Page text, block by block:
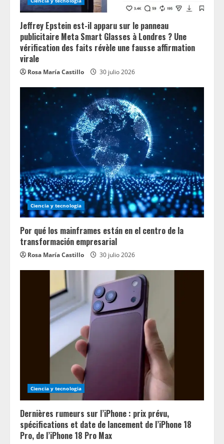
n
g
Jeffrey Epstein est-il apparu sur le panneau
publicitaire Meta Smart Glasses à Londres ? Une
vérification des faits révèle une fausse affirmation
virale
Rosa María Castillo 30 julio 2026
Ciencia y tecnologia
Por qué los mainframes están en el centro de la
transformación empresarial
Rosa María Castillo 30 julio 2026
Ciencia y tecnologia
Dernières rumeurs sur l’iPhone : prix prévu,
spécifications et date de lancement de l’iPhone 18
Pro, de l’iPhone 18 Pro Max